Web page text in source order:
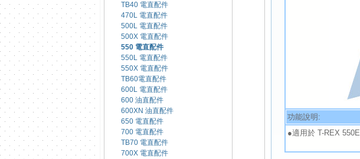
TB40 電直配件
470L 電直配件
500L 電直配件
500X 電直配件
550 電直配件
550L 電直配件
550X 電直配件
TB60電直配件
600L 電直配件
600 油直配件
600XN 油直配件
650 電直配件
700 電直配件
TB70 電直配件
700X 電直配件
功能說明:
●適用於 T-REX 550E